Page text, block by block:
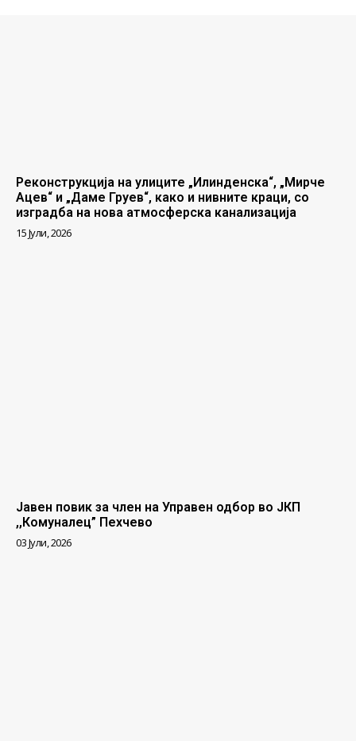
Реконструкција на улиците „Илинденска“, „Мирче
Ацев“ и „Даме Груев“, како и нивните краци, со
изградба на нова атмосферска канализација
15 Јули, 2026
Јавен повик за член на Управен одбор во ЈКП
,,Комуналец” Пехчево
03 Јули, 2026